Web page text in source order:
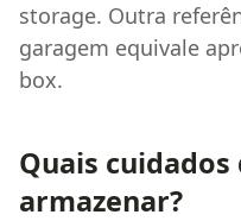
storage. Outra
garagem equivale
box.
Quais
armazenar?